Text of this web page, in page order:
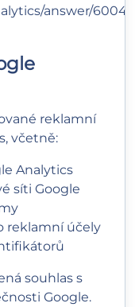
answer/
reklamní
včetně:
Analytics
síti Google
reklamní účely
souhlas s
Google.